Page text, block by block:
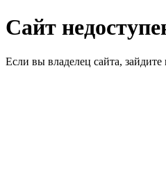
Сайт
Если вы владелец сайта,